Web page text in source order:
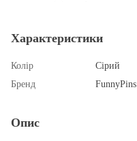
Характеристики
Колір
Сірий
Бренд
FunnyPins
Опис